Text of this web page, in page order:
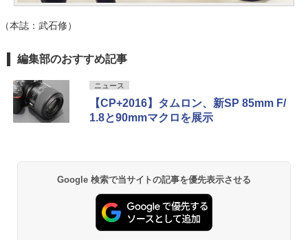
（本誌：武石修）
編集部のおすすめ記事
ニュース
【CP+2016】タムロン、新SP 85mm F/
1.8と90mmマクロを展示
Google 検索で当サイトの記事を優先表示させる